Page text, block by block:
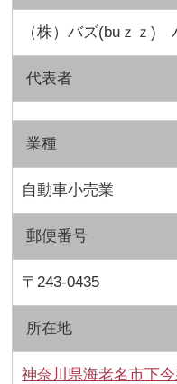
（株）バズ(buｚｚ)
代表者
業種
自動車小売業
郵便番号
〒243-0435
所在地
神奈川県海老名市下